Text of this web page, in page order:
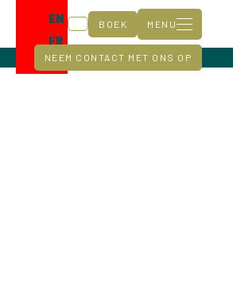
EN
FR
DE
NEEM CONTACT MET ONS OP
BOEK MENU